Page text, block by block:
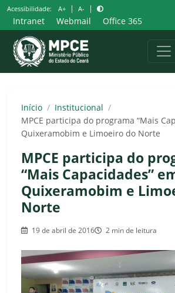
Pular
para
o
conteúdo
Acessibilidade: A+ | A- |
Intranet Webmail Office 365
Início / Institucional /
MPCE participa do programa “Mais
Quixeramobim e Limoeiro do Norte
MPCE participa do
“Mais Capacidades”
Quixeramobim e
Norte
19 de abril de 2016 2 min de leitura